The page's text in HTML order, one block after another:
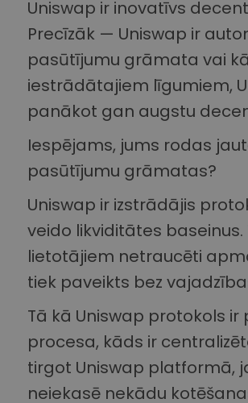
Uniswap ir inovatīvs
Precīzāk — Uniswap ir
pasūtījumu grāmata vai
iestrādātajiem līgumiem,
panākot gan augstu
Iespējams, jums rodas
pasūtījumu grāmatas?
Uniswap ir izstrādājis
veido likviditātes
lietotājiem netraucēti
tiek paveikts bez
Tā kā Uniswap protokols
procesa, kāds ir
tirgot Uniswap platformā,
neiekasē nekādu